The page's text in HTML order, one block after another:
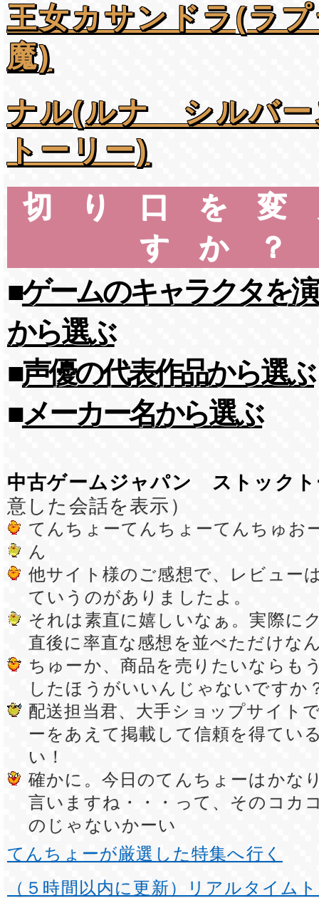
王女カサンドラ(ラ
魔)
ナル(ルナ シルバー
トーリー)
切り口を
すか？
■ゲームのキャラクタを
から選ぶ
■声優の代表作品から選ぶ
■メーカー名から選ぶ
中古ゲームジャパン ストックト
意した会話を表示）
てんちょーてんちょーてんちゅお
ん
他サイト様のご感想で、レビュー
ていうのがありましたよ。
それは素直に嬉しいなぁ。実際に
直後に率直な感想を並べただけな
ちゅーか、商品を売りたいならも
したほうがいいんじゃないですか
配送担当君、大手ショップサイト
ーをあえて掲載して信頼を得てい
い！
確かに。今日のてんちょーはかな
言いますね・・・って、そのコカ
のじゃないかーい
てんちょーが厳選した特集へ行く
（５時間以内に更新）リアルタイム